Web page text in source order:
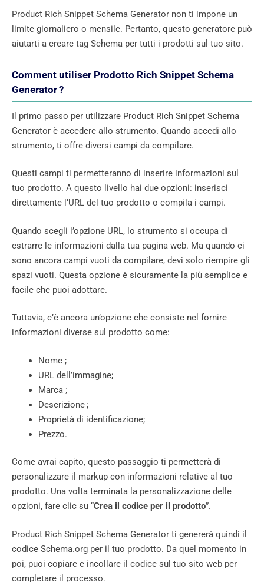
Product Rich Snippet Schema Generator non ti impone un
limite giornaliero o mensile. Pertanto, questo generatore può
aiutarti a creare tag Schema per tutti i prodotti sul tuo sito.
Comment utiliser Prodotto Rich Snippet Schema
Generator ?
Il primo passo per utilizzare Product Rich Snippet Schema
Generator è accedere allo strumento. Quando accedi allo
strumento, ti offre diversi campi da compilare.
Questi campi ti permetteranno di inserire informazioni sul
tuo prodotto. A questo livello hai due opzioni: inserisci
direttamente l’URL del tuo prodotto o compila i campi.
Quando scegli l’opzione URL, lo strumento si occupa di
estrarre le informazioni dalla tua pagina web. Ma quando ci
sono ancora campi vuoti da compilare, devi solo riempire gli
spazi vuoti. Questa opzione è sicuramente la più semplice e
facile che puoi adottare.
Tuttavia, c’è ancora un’opzione che consiste nel fornire
informazioni diverse sul prodotto come:
Nome ;
URL dell’immagine;
Marca ;
Descrizione ;
Proprietà di identificazione;
Prezzo.
Come avrai capito, questo passaggio ti permetterà di
personalizzare il markup con informazioni relative al tuo
prodotto. Una volta terminata la personalizzazione delle
opzioni, fare clic su “Crea il codice per il prodotto”.
Product Rich Snippet Schema Generator ti genererà quindi il
codice Schema.org per il tuo prodotto. Da quel momento in
poi, puoi copiare e incollare il codice sul tuo sito web per
completare il processo.